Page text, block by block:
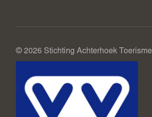
© 2026 Stichting Achterhoek Toerisme